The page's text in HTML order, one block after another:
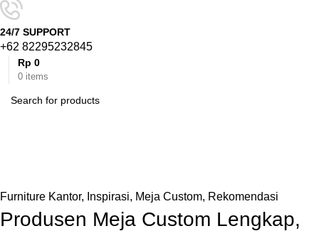
24/7 SUPPORT
+62 82295232845
0 items
Rp 0
Furniture Kantor, Inspirasi, Meja Custom, Rekomendasi
Produsen Meja Custom Lengkap,